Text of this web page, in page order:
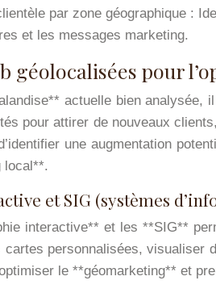
par zone géographique :
et les messages marketing.
géolocalisées pour
actuelle bien analysée,
pour attirer de nouveaux
une augmentation
local**.
et SIG (systèmes
interactive** et les **SIG**
personnalisées, visualiser
le **géomarketing** et